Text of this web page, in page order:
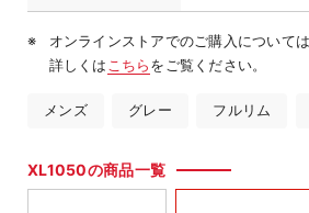
オンラインストアでのご購入について
詳しくは こちらをご覧ください。
メンズ グレー フルリム
XL1050の商品一覧